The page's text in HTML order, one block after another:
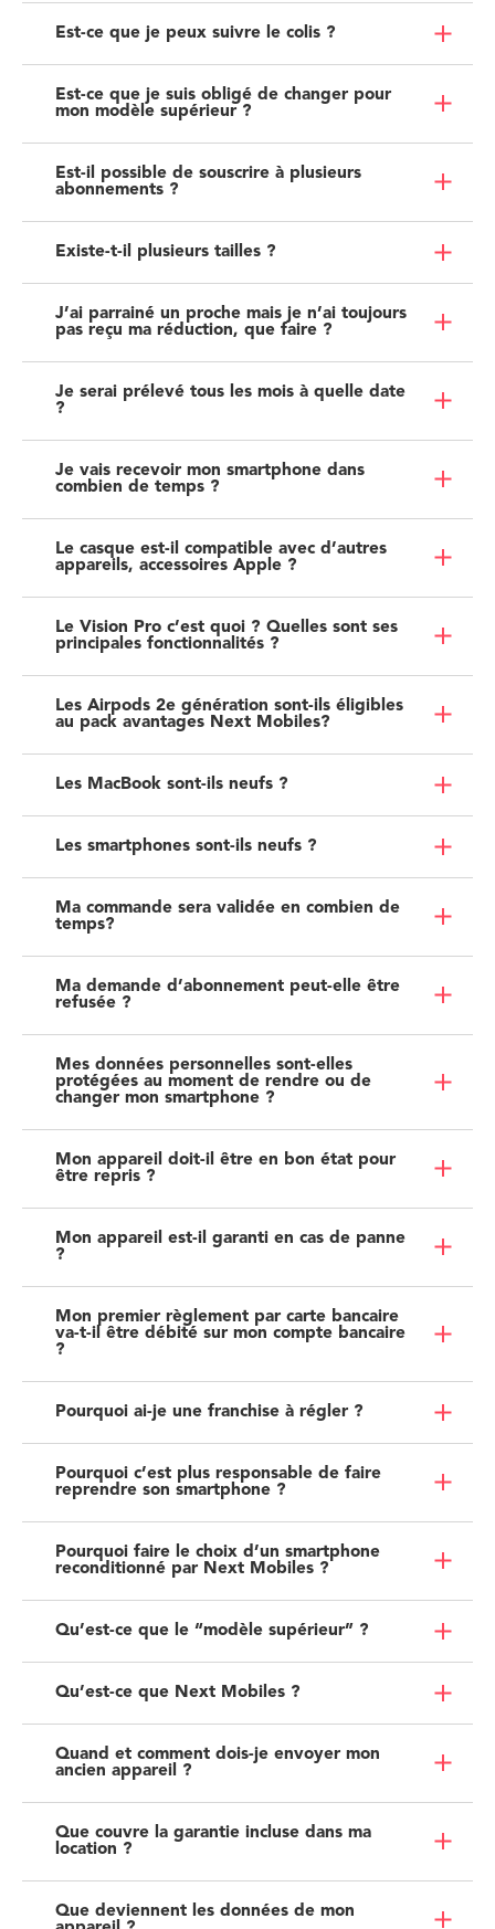
Est-ce que je peux suivre le colis ?
Est-ce que je suis obligé de changer pour
mon modèle supérieur ?
Est-il possible de souscrire à plusieurs
abonnements ?
Existe-t-il plusieurs tailles ?
J’ai parrainé un proche mais je n’ai toujours
pas reçu ma réduction, que faire ?
Je serai prélevé tous les mois à quelle date
?
Je vais recevoir mon smartphone dans
combien de temps ?
Le casque est-il compatible avec d’autres
appareils, accessoires Apple ?
Le Vision Pro c’est quoi ? Quelles sont ses
principales fonctionnalités ?
Les Airpods 2e génération sont-ils éligibles
au pack avantages Next Mobiles?
Les MacBook sont-ils neufs ?
Les smartphones sont-ils neufs ?
Ma commande sera validée en combien de
temps?
Ma demande d’abonnement peut-elle être
refusée ?
Mes données personnelles sont-elles
protégées au moment de rendre ou de
changer mon smartphone ?
Mon appareil doit-il être en bon état pour
être repris ?
Mon appareil est-il garanti en cas de panne
?
Mon premier règlement par carte bancaire
va-t-il être débité sur mon compte bancaire
?
Pourquoi ai-je une franchise à régler ?
Pourquoi c’est plus responsable de faire
reprendre son smartphone ?
Pourquoi faire le choix d’un smartphone
reconditionné par Next Mobiles ?
Qu’est-ce que le “modèle supérieur” ?
Qu’est-ce que Next Mobiles ?
Quand et comment dois-je envoyer mon
ancien appareil ?
Que couvre la garantie incluse dans ma
location ?
Que deviennent les données de mon